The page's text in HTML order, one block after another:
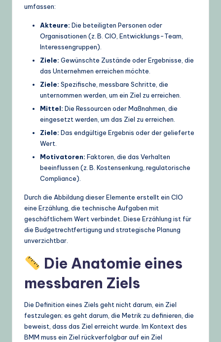
umfassen:
Akteure: Die beteiligten Personen oder
Organisationen (z. B. CIO, Entwicklungs-Team,
Interessengruppen).
Ziele: Gewünschte Zustände oder Ergebnisse, die
das Unternehmen erreichen möchte.
Ziele: Spezifische, messbare Schritte, die
unternommen werden, um ein Ziel zu erreichen.
Mittel: Die Ressourcen oder Maßnahmen, die
eingesetzt werden, um das Ziel zu erreichen.
Ziele: Das endgültige Ergebnis oder der gelieferte
Wert.
Motivatoren: Faktoren, die das Verhalten
beeinflussen (z. B. Kostensenkung, regulatorische
Compliance).
Durch die Abbildung dieser Elemente erstellt ein CIO
eine Erzählung, die technische Aufgaben mit
geschäftlichem Wert verbindet. Diese Erzählung ist für
die Budgetrechtfertigung und strategische Planung
unverzichtbar.
Die Anatomie eines
messbaren Ziels
Die Definition eines Ziels geht nicht darum, ein Ziel
festzulegen; es geht darum, die Metrik zu definieren, die
beweist, dass das Ziel erreicht wurde. Im Kontext des
BMM muss ein Ziel rückverfolgbar auf ein Ziel